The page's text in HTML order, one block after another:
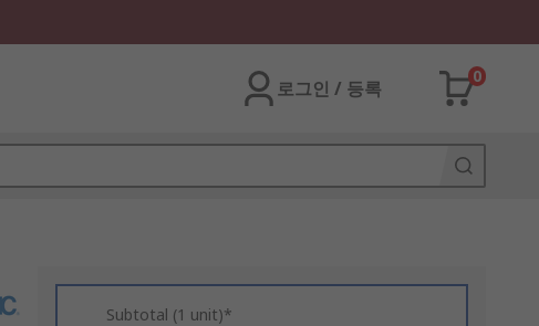
로그인 / 등록
0
Subtotal (1 unit)*